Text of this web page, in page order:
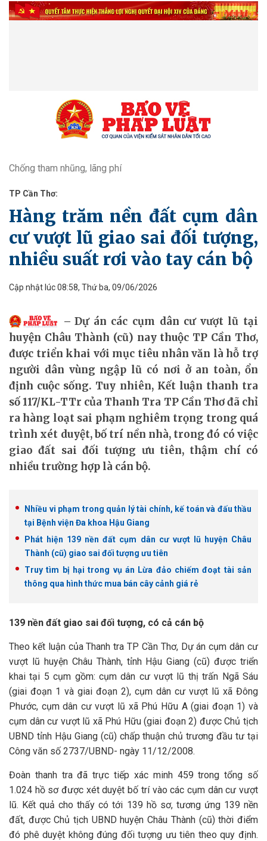
Chống tham nhũng, lãng phí
TP Cần Thơ:
Hàng trăm nền đất cụm dân
cư vượt lũ giao sai đối tượng,
nhiều suất rơi vào tay cán bộ
Cập nhật lúc 08:58, Thứ ba, 09/06/2026
Dự án các cụm dân cư vượt lũ tại
huyện Châu Thành (cũ) nay thuộc TP Cần Thơ,
được triển khai với mục tiêu nhân văn là hỗ trợ
người dân vùng ngập lũ có nơi ở an toàn, ổn
định cuộc sống. Tuy nhiên, Kết luận thanh tra
số 117/KL-TTr của Thanh Tra TP Cần Thơ đã chỉ
ra hàng loạt sai phạm nghiêm trọng trong quá
trình xét duyệt, bố trí nền nhà, trong đó có việc
giao đất sai đối tượng ưu tiên, thậm chí có
nhiều trường hợp là cán bộ.
Nhiều vi phạm trong quản lý tài chính, kế toán và đấu thầu
tại Bệnh viện Đa khoa Hậu Giang
Phát hiện 139 nền đất cụm dân cư vượt lũ huyện Châu
Thành (cũ) giao sai đối tượng ưu tiên
Truy tìm bị hại trong vụ án Lừa đảo chiếm đoạt tài sản
thông qua hình thức mua bán cây cảnh giá rẻ
139 nền đất giao sai đối tượng, có cả cán bộ
Theo kết luận của Thanh tra TP Cần Thơ, Dự án cụm dân cư
vượt lũ huyện Châu Thành, tỉnh Hậu Giang (cũ) được triển
khai tại 5 cụm gồm: cụm dân cư vượt lũ thị trấn Ngã Sáu
(giai đoạn 1 và giai đoạn 2), cụm dân cư vượt lũ xã Đông
Phước, cụm dân cư vượt lũ xã Phú Hữu A (giai đoạn 1) và
cụm dân cư vượt lũ xã Phú Hữu (giai đoạn 2) được Chủ tịch
UBND tỉnh Hậu Giang (cũ) chấp thuận chủ trương đầu tư tại
Công văn số 2737/UBND- ngày 11/12/2008.
Đoàn thanh tra đã trực tiếp xác minh 459 trong tổng số
1.024 hồ sơ được xét duyệt bố trí vào các cụm dân cư vượt
lũ. Kết quả cho thấy có tới 139 hồ sơ, tương ứng 139 nền
đất, được Chủ tịch UBND huyện Châu Thành (cũ) thời điểm
đó phê duyệt không đúng đối tượng ưu tiên theo quy định.